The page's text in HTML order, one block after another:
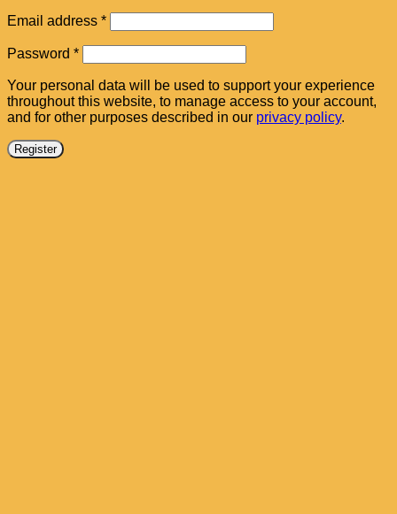
Email address *Required
Password *Required
Your personal data will be used to support your experience
throughout this website, to manage access to your account,
and for other purposes described in our privacy policy.
Register